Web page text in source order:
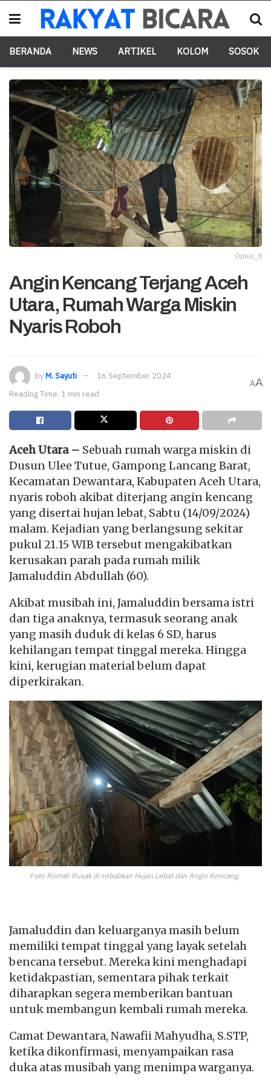
BERANDA NEWS ARTIKEL KOLOM SOSOK
Oplus_0
Angin Kencang Terjang Aceh
Utara, Rumah Warga Miskin
Nyaris Roboh
byM. Sayuti
16 September 2024
Reading Time: 1 min read
AA
Aceh Utara – Sebuah rumah warga miskin di
Dusun Ulee Tutue, Gampong Lancang Barat,
Kecamatan Dewantara, Kabupaten Aceh Utara,
nyaris roboh akibat diterjang angin kencang
yang disertai hujan lebat, Sabtu (14/09/2024)
malam. Kejadian yang berlangsung sekitar
pukul 21.15 WIB tersebut mengakibatkan
kerusakan parah pada rumah milik
Jamaluddin Abdullah (60).
Akibat musibah ini, Jamaluddin bersama istri
dan tiga anaknya, termasuk seorang anak
yang masih duduk di kelas 6 SD, harus
kehilangan tempat tinggal mereka. Hingga
kini, kerugian material belum dapat
diperkirakan.
Foto Rumah Rusak di sebabkan Hujan Lebat dan Angin Kencang.
Jamaluddin dan keluarganya masih belum
memiliki tempat tinggal yang layak setelah
bencana tersebut. Mereka kini menghadapi
ketidakpastian, sementara pihak terkait
diharapkan segera memberikan bantuan
untuk membangun kembali rumah mereka.
Camat Dewantara, Nawafii Mahyudha, S.STP,
ketika dikonfirmasi, menyampaikan rasa
duka atas musibah yang menimpa warganya.